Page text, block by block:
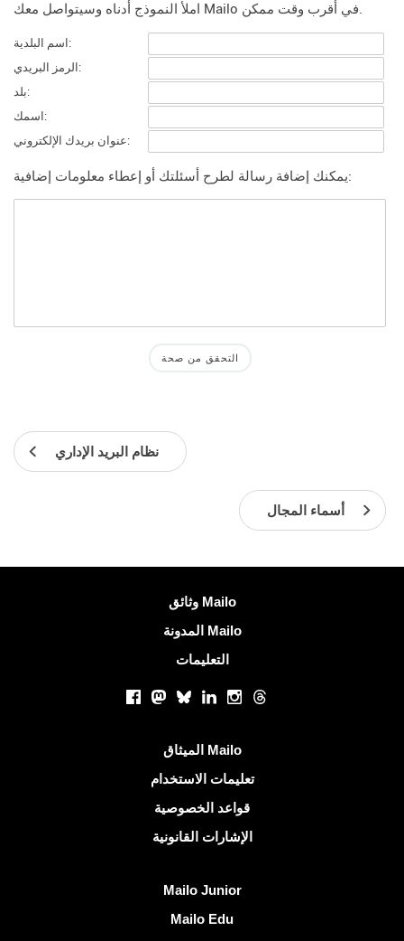
املأ النموذج أدناه وسيتواصل معك Mailo في أقرب وقت ممكن.
اسم البلدية:
الرمز البريدي:
بلد:
اسمك:
عنوان بريدك الإلكتروني:
يمكنك إضافة رسالة لطرح أسئلتك أو إعطاء معلومات إضافية:
نظام البريد الإداري
أسماء المجال
وثائق Mailo
المدونة Mailo
التعليمات
Facebook
Mastodon
BlueskyLinkedInInstagram
Threads
الميثاق Mailo
تعليمات الاستخدام
قواعد الخصوصية
الإشارات القانونية
Mailo Junior
Mailo Edu